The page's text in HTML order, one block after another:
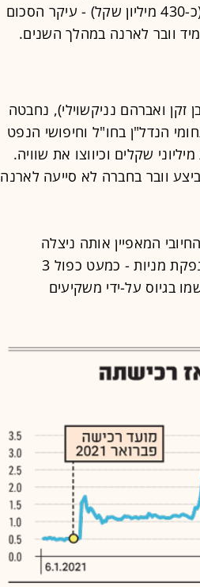
העסקים הזר מרכוס וובר תמורת כ-130 מיליון דולר (כ-430 מיליון שקל) - עיקר הסכום
זקן ואברהם נניקשוילי), נחבטה
הנדל"ן בחו"ל וחיפושי הנפט
שקלים וכיווצו את שוויה.
וובר בחברה לא סייעה לארנה
המאפיין אותה ניצלה
לאחרונה ארנה לגיוס הון של כ-135 מיליון שקל בהנפקת מניות - כמעט כפול 3
בגיוס על-ידי משקיעים